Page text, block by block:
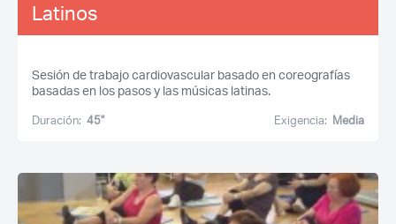
Latinos
Sesión de trabajo cardiovascular basado en coreografías
basadas en los pasos y las músicas latinas.
Duración: 45'' Exigencia: Media